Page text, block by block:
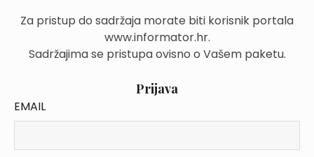
Za pristup do sadržaja morate biti korisnik portala
www.informator.hr.
Sadržajima se pristupa ovisno o Vašem paketu.
Prijava
EMAIL